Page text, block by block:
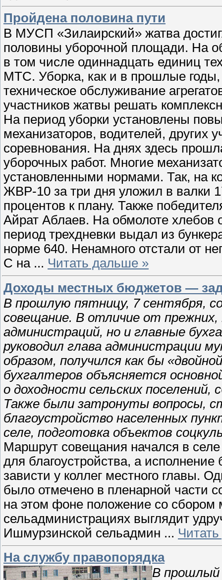
Пройдена половина пути
В МУСП «Зилаирский» жатва
половины уборочной площади. На
в том числе одиннадцать единиц
МТС. Уборка, как и в прошлые годы,
техническое обслуживание
участников жатвы решать
На период уборки установлены
механизаторов, водителей, других
соревнования. На днях здесь
уборочных работ. Многие
установленными нормами. Так, на
ЖВР-10 за три дня уложил в валки
процентов к плану. Также
Айрат Аблаев. На обмолоте хлебов
период трехдневки выдал из
норме 640. Ненамного отстали от
С на ... Читать дальше »
Доходы местных бюджетов —
В прошлую пятницу, 7 сентября,
совещание. В отличие от
администраций, но и главные
руководил глава администрации
образом, получился как бы
бухгалтеров объясняется
о доходности сельских
Также были затронуты вопросы,
благоустройство населенных
селе, подготовка объектов
Маршрут совещания начался в
для благоустройства, а
зависти у коллег местного главы.
было отмечено в пленарной части
на этом фоне положение со сбором
сельадминистрациях выглядит
Ишмурзинской сельадмин ...
На службу правопорядка
В прошлый